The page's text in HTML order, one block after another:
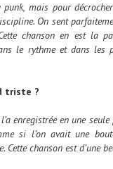
mais pour
On sent
chanson en est la
le rythme et dans les
triste ?
enregistrée en une
si l’on avait une
chanson est d’une